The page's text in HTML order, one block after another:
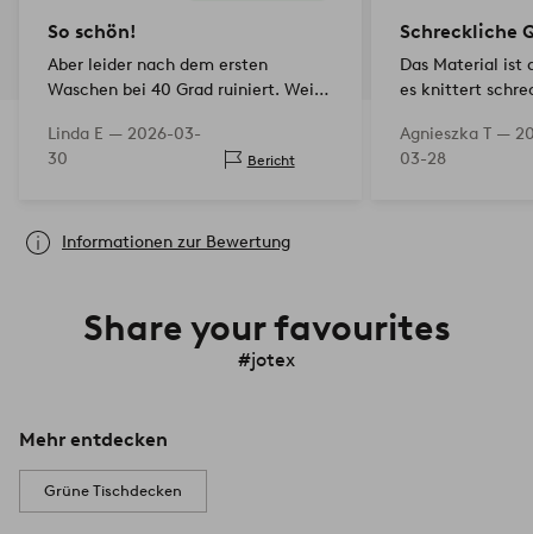
So schön!
Aber leider nach dem ersten
Waschen bei 40 Grad ruiniert. Weiße
eine Tischdecke bei 30 Grad im
Feinwaschgang zu waschen und
Linda E — 2026-03-
30
Bericht
Schreckliche
Das Material ist
es knittert
Außerdem ist
dem ersten
Agnieszka T —
03-28
Informationen zur Bewertung
Share your favourites
#jotex
Mehr entdecken
Grüne Tischdecken